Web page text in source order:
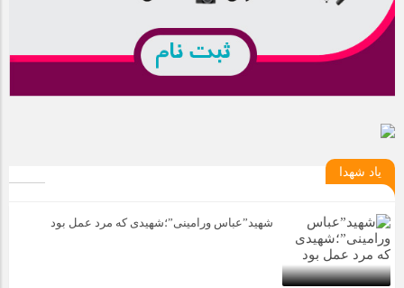
یاد شهدا
شهید”عباس ورامینی”؛شهیدی که مرد عمل بود